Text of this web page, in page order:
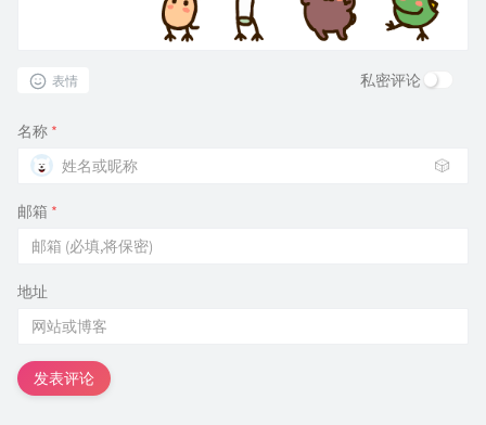
表情 私密评论
名称 *
🎲
邮箱 *
地址
发表评论